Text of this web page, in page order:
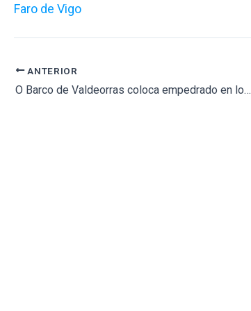
Faro de Vigo
ANTERIOR
O Barco de Valdeorras coloca empedrado en los pasillos del cementerio viejo